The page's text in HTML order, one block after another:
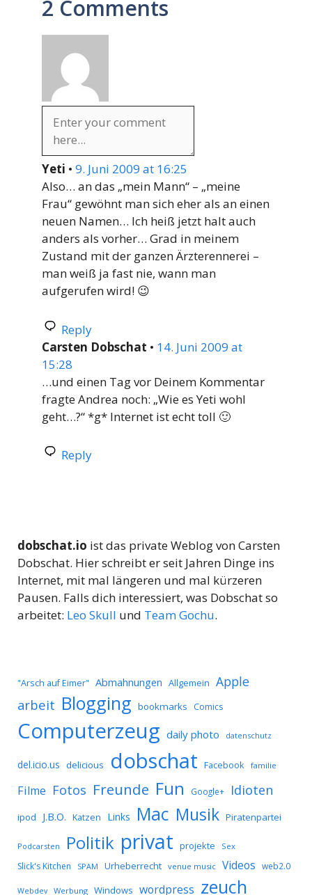
2 Comments
Yeti • 9. Juni 2009 at 16:25
Also… an das „mein Mann“ – „meine
Frau“ gewöhnt man sich eher als an einen
neuen Namen… Ich heiß jetzt halt auch
anders als vorher… Grad in meinem
Zustand mit der ganzen Ärzterennerei –
man weiß ja fast nie, wann man
aufgerufen wird! 😉
Reply
Carsten Dobschat • 14. Juni 2009 at
15:28
…und einen Tag vor Deinem Kommentar
fragte Andrea noch: „Wie es Yeti wohl
geht…?“ *g* Internet ist echt toll 🙂
Reply
dobschat.io ist das private Weblog von Carsten
Dobschat. Hier schreibt er seit Jahren Dinge ins
Internet, mit mal längeren und mal kürzeren
Pausen. Falls dich interessiert, was Dobschat so
arbeitet: Leo Skull und Team Gochu.
"Arsch auf Eimer" Abmahnungen Allgemein Apple
arbeit Blogging bookmarks Comics
Computerzeug daily photo datenschutz
del.icio.us delicious dobschat Facebook familie
Filme Fotos Freunde Fun Google+ Idioten
ipod J.B.O. Katzen Links Mac Musik Piratenpartei
Podcarsten Politik privat projekte Sex
Slick's Kitchen SPAM Urheberrecht venue music Videos web2.0
Webdev Werbung Windows wordpress zeuch